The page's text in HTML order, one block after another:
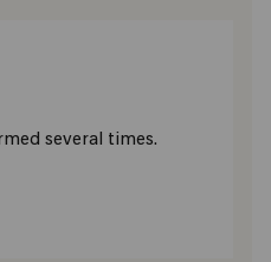
several times.